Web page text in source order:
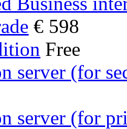
€ 598
Free
server (for
server (for